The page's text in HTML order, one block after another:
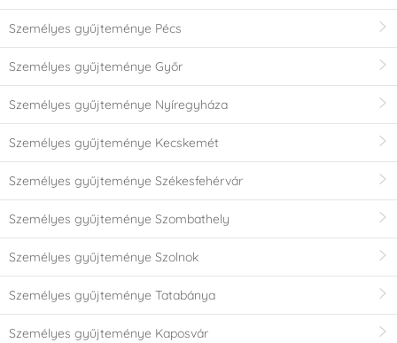
Személyes gyűjteménye Pécs
Személyes gyűjteménye Győr
Személyes gyűjteménye Nyíregyháza
Személyes gyűjteménye Kecskemét
Személyes gyűjteménye Székesfehérvár
Személyes gyűjteménye Szombathely
Személyes gyűjteménye Szolnok
Személyes gyűjteménye Tatabánya
Személyes gyűjteménye Kaposvár